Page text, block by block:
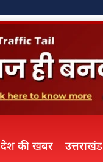
देश की खबर उत्तराखंड